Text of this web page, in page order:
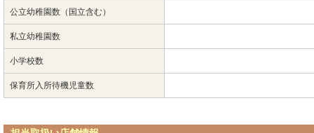
公立幼稚園数（国立含む）
私立幼稚園数
小学校数
保育所入所待機児童数